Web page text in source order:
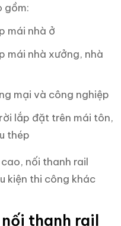
gồm:
mái nhà ở
mái nhà xưởng, nhà
mại và công nghiệp
lắp đặt trên mái tôn,
thép
nối thanh rail
kiện thi công khác
thanh rail